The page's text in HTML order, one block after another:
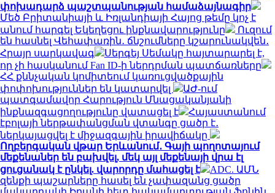
փոխադարձ պաշտպանության համաձայնագիր
Մեծ Բրիտանիայի և Իռլանդիայի Հայոց թեմը կոչ է
անում հարգել Եկեղեցու ինքնավարությունը
Ուզում
են հասնել Վեհափառին․ ճնշումները կշարունակվեն․
Հրայր սարկավագ
Սերգեյ Սեմակը հայտարարել է,
որ չի հասկանում Fan ID-ի ներդրման պատճառները
ՀՀ քննչական կոմիտեում կառուցվածքային
փոփոխություններ են կատարվել
ԱԺ-ում
պատգամավոր Հարություն Մնացականյանի
ինքնազգացողությունը վատացել է
Հայաստանում
էբոլայի ներթափանցման վտանգը ցածր է․
ներկայացվել է միջազգային իրավիճակը
Ողբերգական վթար Երևանում․ Գայի պողոտայում
մեքենաներ են բախվել, մեկ այլ մեքենայի վրա էլ
ցուցանակ է ընկել. վարորդը մահացել է
ADC. ԱՄՆ
զենքի պաշարները հասել են չափազանց ցածր